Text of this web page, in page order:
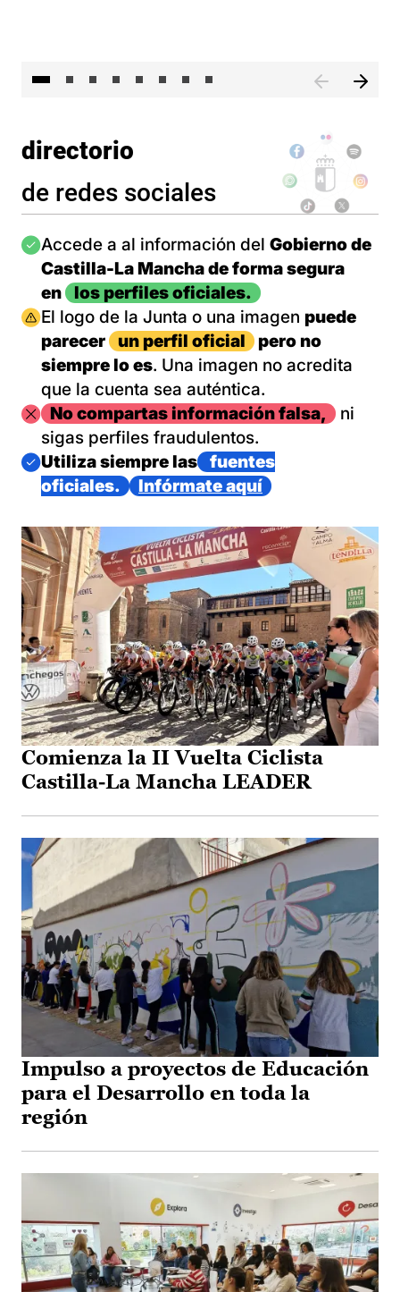
directorio
de redes sociales
Imagen
Accede a al información del Gobierno de
Castilla-La Mancha de forma segura
en
los perfiles oficiales.
Imagen
El logo de la Junta o una imagen puede
parecer
un perfil oficial
pero no
siempre lo es. Una imagen no acredita
que la cuenta sea auténtica.
ImagenNo compartas información falsa,
ni
sigas perfiles fraudulentos.
Imagen
Utiliza siempre las
fuentes
oficiales.
Infórmate aquí
Comienza la II Vuelta Ciclista
Castilla-La Mancha LEADER
Impulso a proyectos de Educación
para el Desarrollo en toda la
región